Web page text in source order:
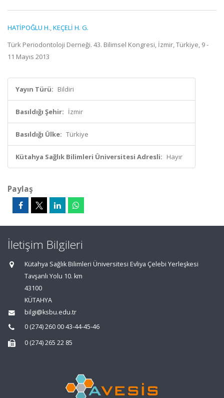
HATİPOĞLU H.,KEÇELİ H. G.
Türk Periodontoloji Derneği. 43. Bilimsel Kongresi, İzmir, Türkiye, 9 -
11 Mayıs 2013
Yayın Türü: Bildiri
Basıldığı Şehir: İzmir
Basıldığı Ülke: Türkiye
Kütahya Sağlık Bilimleri Üniversitesi Adresli: Hayır
Paylaş
İletişim Bilgileri
Kütahya Sağlık Bilimleri Üniversitesi Evliya Çelebi Yerleşkesi
Tavşanlı Yolu 10. km
43100
KÜTAHYA
bilgi@ksbu.edu.tr
0 (274) 260 00 43-44-45-46
0 (274) 265 22 85